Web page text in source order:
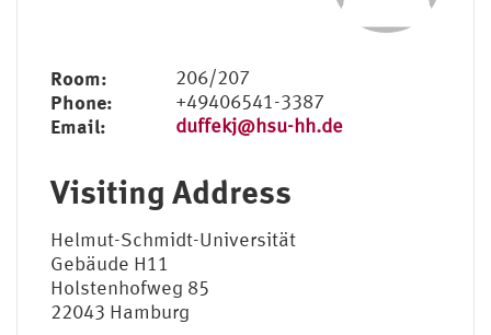
Room: 206/207
Phone: +49406541-3387
Email: duffekj@hsu-hh.de
Visiting Address
Helmut-Schmidt-Universität
Gebäude H11
Holstenhofweg 85
22043 Hamburg